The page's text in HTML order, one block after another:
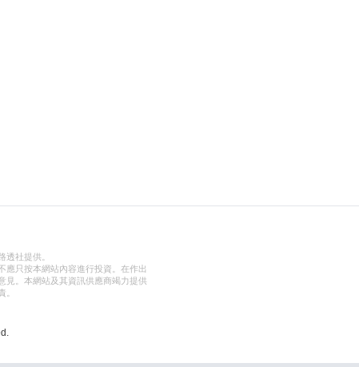
透社提供。
應只按本網站內容進行投資。在作出
見。本網站及其資訊供應商竭力提供
。